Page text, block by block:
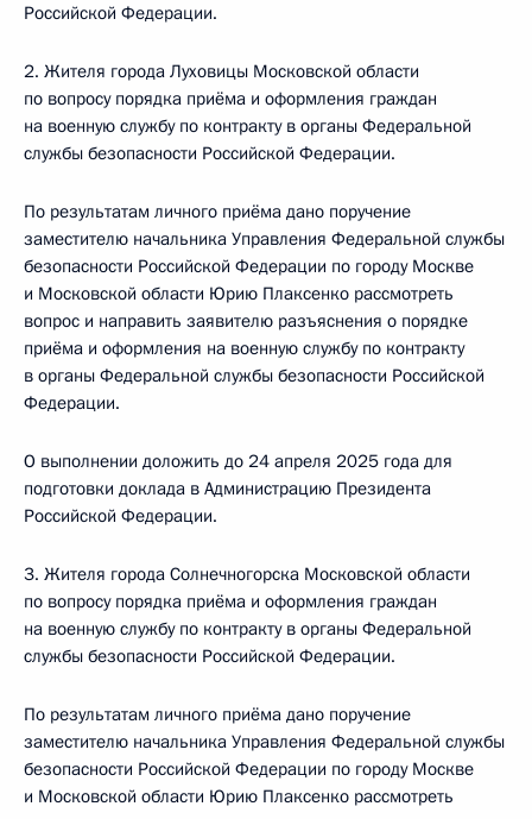
Российской Федерации.
2. Жителя города Луховицы Московской области
по вопросу порядка приёма и оформления граждан
на военную службу по контракту в органы Федеральной
службы безопасности Российской Федерации.
По результатам личного приёма дано поручение
заместителю начальника Управления Федеральной службы
безопасности Российской Федерации по городу Москве
и Московской области Юрию Плаксенко рассмотреть
вопрос и направить заявителю разъяснения о порядке
приёма и оформления на военную службу по контракту
в органы Федеральной службы безопасности Российской
Федерации.
О выполнении доложить до 24 апреля 2025 года для
подготовки доклада в Администрацию Президента
Российской Федерации.
3. Жителя города Солнечногорска Московской области
по вопросу порядка приёма и оформления граждан
на военную службу по контракту в органы Федеральной
службы безопасности Российской Федерации.
По результатам личного приёма дано поручение
заместителю начальника Управления Федеральной службы
безопасности Российской Федерации по городу Москве
и Московской области Юрию Плаксенко рассмотреть